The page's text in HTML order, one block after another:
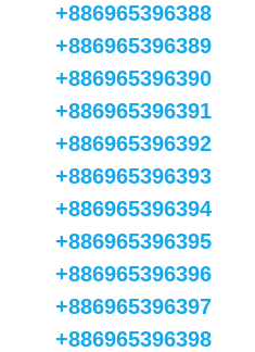
+886965396388
+886965396389
+886965396390
+886965396391
+886965396392
+886965396393
+886965396394
+886965396395
+886965396396
+886965396397
+886965396398